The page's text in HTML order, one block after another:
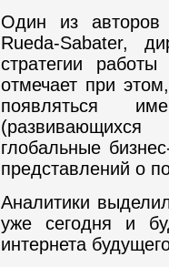
Один из авторов
Rueda-Sabater,
стратегии
отмечает при
появляться
глобальные
представлений о
Аналитики
уже сегодня и
интернета